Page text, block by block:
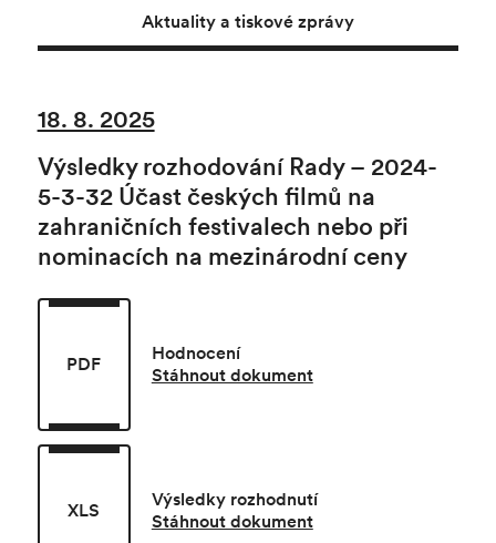
Aktuality a tiskové zprávy
18. 8. 2025
Výsledky rozhodování Rady – 2024-
5-3-32 Účast českých filmů na
zahraničních festivalech nebo při
nominacích na mezinárodní ceny
Hodnocení
Stáhnout dokument
PDF
Výsledky rozhodnutí
Stáhnout dokument
XLS